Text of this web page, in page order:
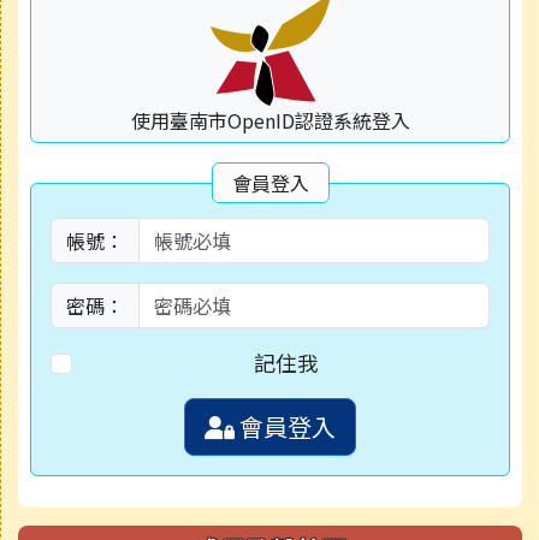
使用臺南市OpenID認證系統登入
會員登入
帳號：
密碼：
記住我
會員登入